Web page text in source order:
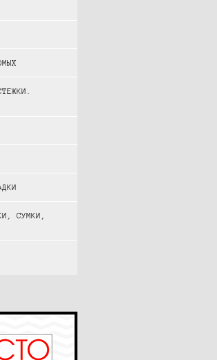
СУМКИ,